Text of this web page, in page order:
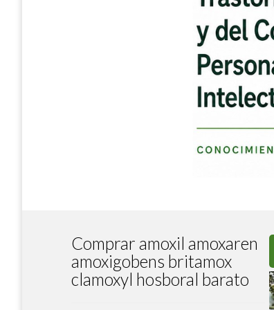
Comprar amoxil amoxaren
amoxigobens britamox
clamoxyl hosboral barato